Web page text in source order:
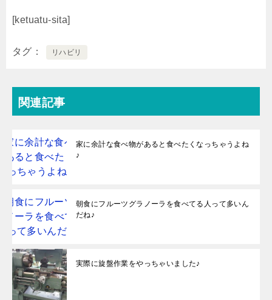
[ketuatu-sita]
タグ リハビリ
関連記事
家に余計な食べ物があると食べたくなっちゃうよね
♪
朝食にフルーツグラノーラを食べてる人って多いん
だね♪
実際に旋盤作業をやっちゃいました♪